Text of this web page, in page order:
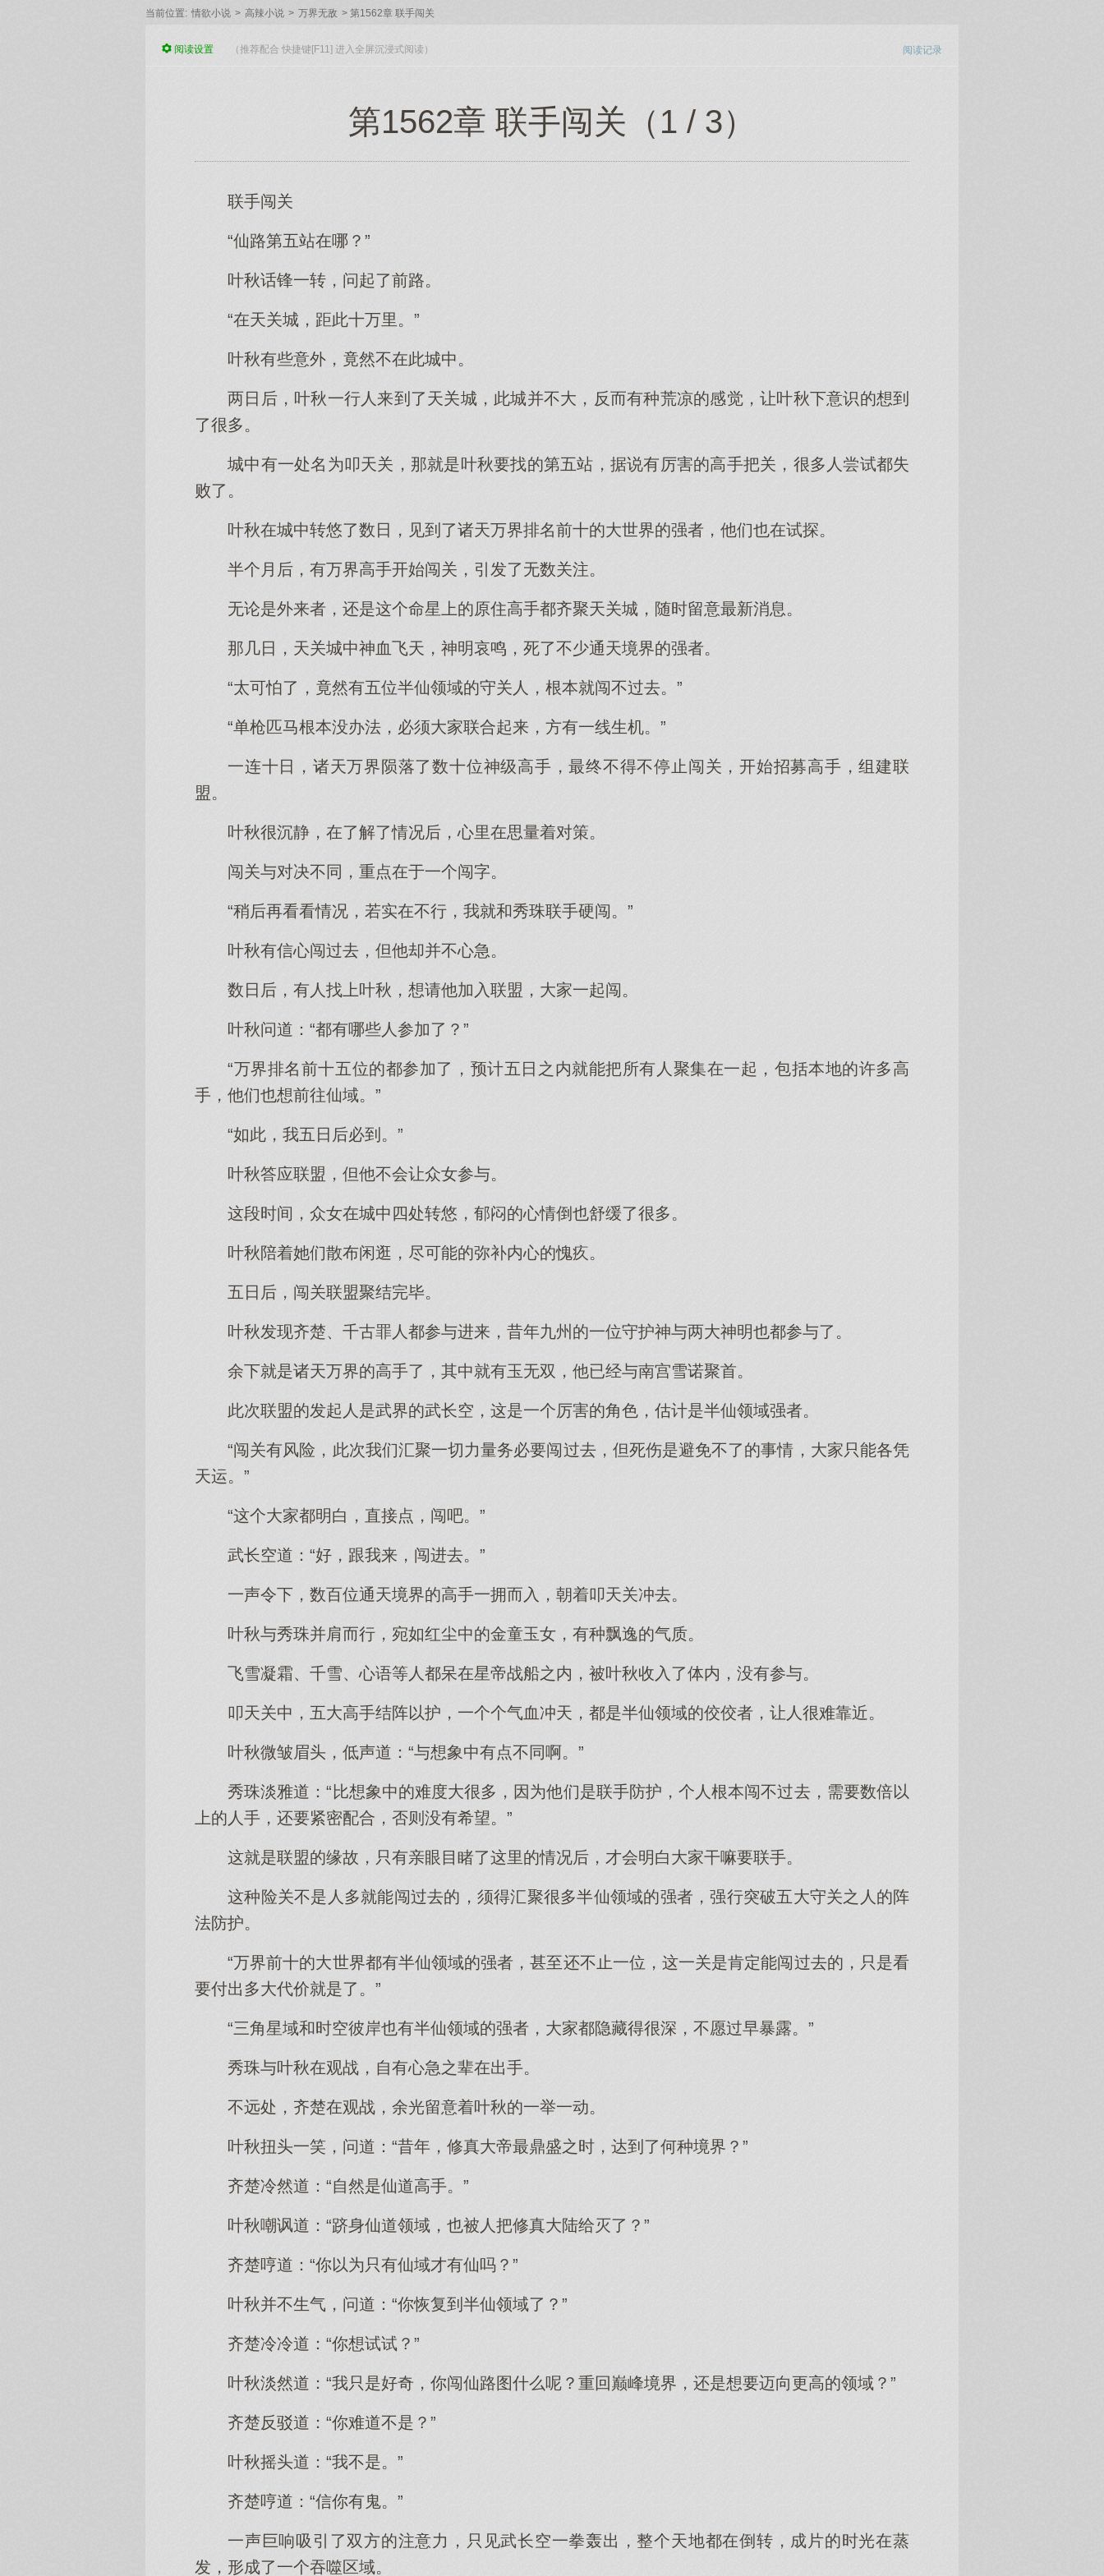
当前位置: 情欲小说 > 高辣小说 > 万界无敌 > 第1562章 联手闯关
阅读记录
阅读设置 （推荐配合 快捷键[F11] 进入全屏沉浸式阅读）
第1562章 联手闯关（1 / 3）
联手闯关
“仙路第五站在哪？”
叶秋话锋一转，问起了前路。
“在天关城，距此十万里。”
叶秋有些意外，竟然不在此城中。
两日后，叶秋一行人来到了天关城，此城并不大，反而有种荒凉的感觉，让叶秋下意识的想到
了很多。
城中有一处名为叩天关，那就是叶秋要找的第五站，据说有厉害的高手把关，很多人尝试都失
败了。
叶秋在城中转悠了数日，见到了诸天万界排名前十的大世界的强者，他们也在试探。
半个月后，有万界高手开始闯关，引发了无数关注。
无论是外来者，还是这个命星上的原住高手都齐聚天关城，随时留意最新消息。
那几日，天关城中神血飞天，神明哀鸣，死了不少通天境界的强者。
“太可怕了，竟然有五位半仙领域的守关人，根本就闯不过去。”
“单枪匹马根本没办法，必须大家联合起来，方有一线生机。”
一连十日，诸天万界陨落了数十位神级高手，最终不得不停止闯关，开始招募高手，组建联
盟。
叶秋很沉静，在了解了情况后，心里在思量着对策。
闯关与对决不同，重点在于一个闯字。
“稍后再看看情况，若实在不行，我就和秀珠联手硬闯。”
叶秋有信心闯过去，但他却并不心急。
数日后，有人找上叶秋，想请他加入联盟，大家一起闯。
叶秋问道：“都有哪些人参加了？”
“万界排名前十五位的都参加了，预计五日之内就能把所有人聚集在一起，包括本地的许多高
手，他们也想前往仙域。”
“如此，我五日后必到。”
叶秋答应联盟，但他不会让众女参与。
这段时间，众女在城中四处转悠，郁闷的心情倒也舒缓了很多。
叶秋陪着她们散布闲逛，尽可能的弥补内心的愧疚。
五日后，闯关联盟聚结完毕。
叶秋发现齐楚、千古罪人都参与进来，昔年九州的一位守护神与两大神明也都参与了。
余下就是诸天万界的高手了，其中就有玉无双，他已经与南宫雪诺聚首。
此次联盟的发起人是武界的武长空，这是一个厉害的角色，估计是半仙领域强者。
“闯关有风险，此次我们汇聚一切力量务必要闯过去，但死伤是避免不了的事情，大家只能各凭
天运。”
“这个大家都明白，直接点，闯吧。”
武长空道：“好，跟我来，闯进去。”
一声令下，数百位通天境界的高手一拥而入，朝着叩天关冲去。
叶秋与秀珠并肩而行，宛如红尘中的金童玉女，有种飘逸的气质。
飞雪凝霜、千雪、心语等人都呆在星帝战船之内，被叶秋收入了体内，没有参与。
叩天关中，五大高手结阵以护，一个个气血冲天，都是半仙领域的佼佼者，让人很难靠近。
叶秋微皱眉头，低声道：“与想象中有点不同啊。”
秀珠淡雅道：“比想象中的难度大很多，因为他们是联手防护，个人根本闯不过去，需要数倍以
上的人手，还要紧密配合，否则没有希望。”
这就是联盟的缘故，只有亲眼目睹了这里的情况后，才会明白大家干嘛要联手。
这种险关不是人多就能闯过去的，须得汇聚很多半仙领域的强者，强行突破五大守关之人的阵
法防护。
“万界前十的大世界都有半仙领域的强者，甚至还不止一位，这一关是肯定能闯过去的，只是看
要付出多大代价就是了。”
“三角星域和时空彼岸也有半仙领域的强者，大家都隐藏得很深，不愿过早暴露。”
秀珠与叶秋在观战，自有心急之辈在出手。
不远处，齐楚在观战，余光留意着叶秋的一举一动。
叶秋扭头一笑，问道：“昔年，修真大帝最鼎盛之时，达到了何种境界？”
齐楚冷然道：“自然是仙道高手。”
叶秋嘲讽道：“跻身仙道领域，也被人把修真大陆给灭了？”
齐楚哼道：“你以为只有仙域才有仙吗？”
叶秋并不生气，问道：“你恢复到半仙领域了？”
齐楚冷冷道：“你想试试？”
叶秋淡然道：“我只是好奇，你闯仙路图什么呢？重回巅峰境界，还是想要迈向更高的领域？”
齐楚反驳道：“你难道不是？”
叶秋摇头道：“我不是。”
齐楚哼道：“信你有鬼。”
一声巨响吸引了双方的注意力，只见武长空一拳轰出，整个天地都在倒转，成片的时光在蒸
发，形成了一个吞噬区域。